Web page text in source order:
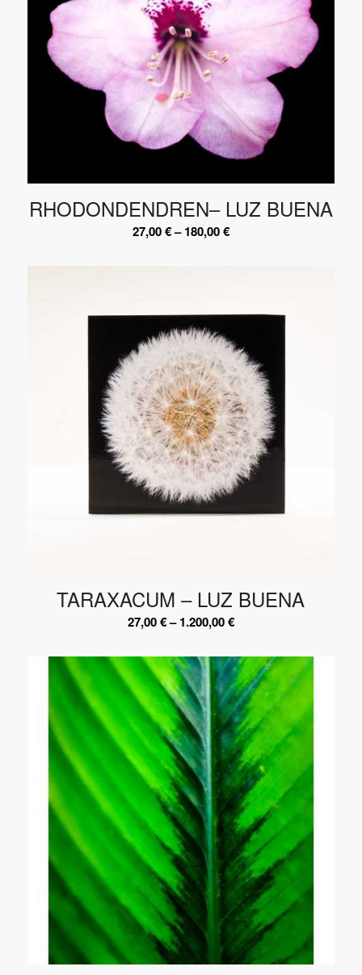
RHODONDENDREN– LUZ BUENA
27,00€–180,00€Preisspanne:
TARAXACUM – LUZ BUENA
27,00€–1.200,00€Preisspanne:
bis
1.200,00 €